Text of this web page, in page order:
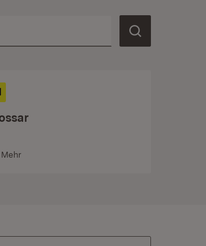
Mehr